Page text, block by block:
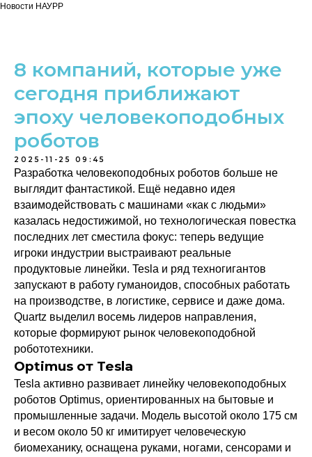
Новости НАУРР
8 компаний, которые уже
сегодня приближают
эпоху человекоподобных
роботов
2025-11-25 09:45
Разработка человекоподобных роботов больше не
выглядит фантастикой. Ещё недавно идея
взаимодействовать с машинами «как с людьми»
казалась недостижимой, но технологическая повестка
последних лет сместила фокус: теперь ведущие
игроки индустрии выстраивают реальные
продуктовые линейки. Tesla и ряд техногигантов
запускают в работу гуманоидов, способных работать
на производстве, в логистике, сервисе и даже дома.
Quartz выделил восемь лидеров направления,
которые формируют рынок человекоподобной
робототехники.
Optimus от Tesla
Tesla активно развивает линейку человекоподобных
роботов Optimus, ориентированных на бытовые и
промышленные задачи. Модель высотой около 175 см
и весом около 50 кг имитирует человеческую
биомеханику, оснащена руками, ногами, сенсорами и